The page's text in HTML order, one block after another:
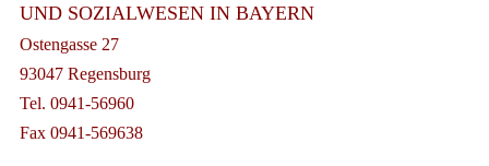
UND SOZIALWESEN IN BAYERN
Ostengasse 27
93047 Regensburg
Tel. 0941-56960
Fax 0941-569638